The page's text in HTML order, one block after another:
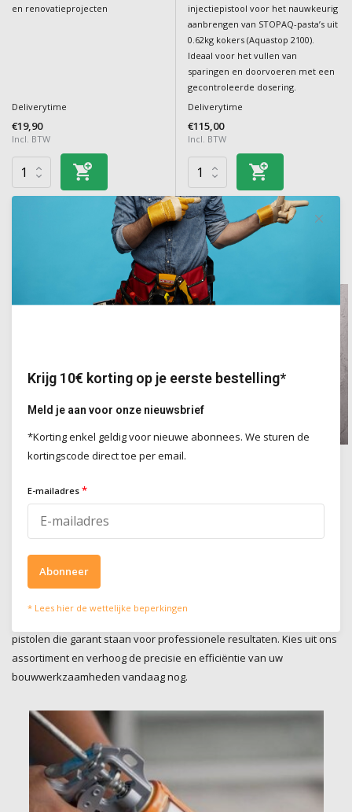
en renovatieprojecten
Deliverytime
€19,90
Incl. BTW
injectiepistool voor het nauwkeurig
aanbrengen van STOPAQ-pasta’s uit
0.62kg kokers (Aquastop 2100).
Ideaal voor het vullen van
sparingen en doorvoeren met een
gecontroleerde dosering.
Deliverytime
€115,00
Incl. BTW
Overige categorieën in Gereedschap
pistolen die garant staan voor professionele resultaten. Kies uit ons
assortiment en verhoog de precisie en efficiëntie van uw
bouwwerkzaamheden vandaag nog.
Krijg 10€ korting op je eerste bestelling*
Meld je aan voor onze nieuwsbrief
*Korting enkel geldig voor nieuwe abonnees. We sturen de
kortingscode direct toe per email.
E-mailadres *
Abonneer
* Lees hier de wettelijke beperkingen